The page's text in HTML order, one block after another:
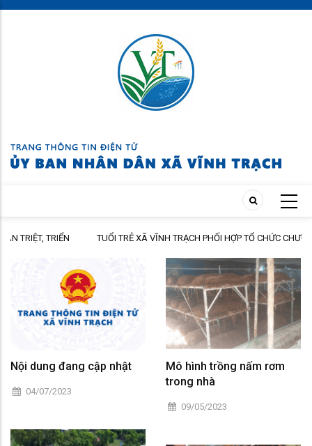
Skip
TUỔI TRẺ XÃ VĨNH TRẠCH PHỐI HỢP TỔ CHỨC CHƯƠNG TRÌNH THĂM
HỎI, TẶNG QUÀ GIA ĐÌNH THÂN NHÂN NGƯỜI CÓ CÔNG
Nội dung đang cập nhật
04/07/2023
Mô hình trồng nấm rơm
trong nhà
09/05/2023